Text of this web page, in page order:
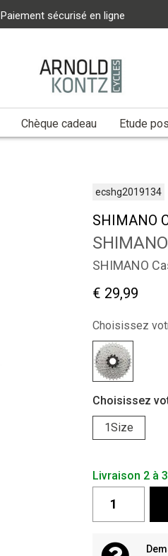
Paiement sécurisé en ligne
Chèque cadeau Etude
ecshg2019134
SHIMANO
SHIMANO
SHIMANO
€ 29,99
Choisissez
Choisissez
1Size
Livraison 2 à